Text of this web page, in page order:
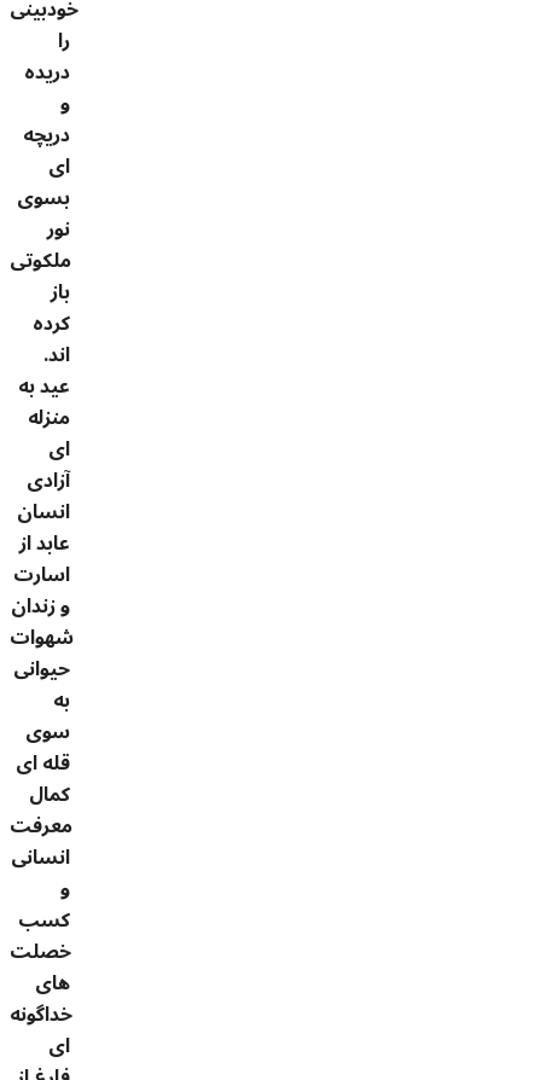
خودبینی
را
دریده
و
دریچه
ای
بسوی
نور
ملکوتی
باز
کرده
اند.
عید به
منزله
ای
آزادی
انسان
عابد از
اسارت
و زندان
شهوات
حیوانی
به
سوی
قله ای
کمال
معرفت
انسانی
و
کسب
خصلت
های
خداگونه
ای